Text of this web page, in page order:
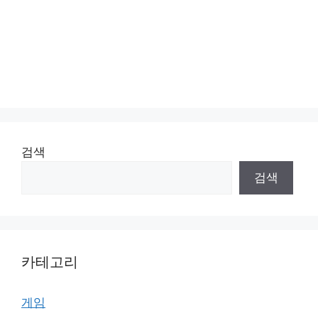
검색
검색
카테고리
게임